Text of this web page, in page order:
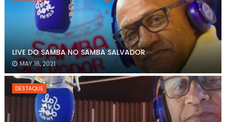
LIVE DO SAMBA NO SAMBA SALVADOR
MAY 16, 2021
DESTAQUE